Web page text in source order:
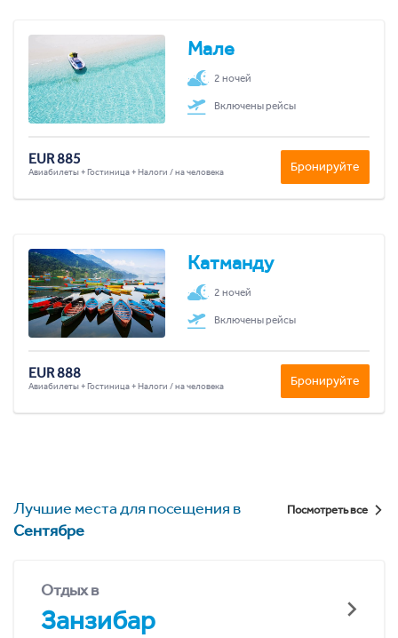
Мале
2 ночей
Включены рейсы
EUR 885
Авиабилеты + Гостиница + Налоги / на человека Бронируйте
Катманду
2 ночей
Включены рейсы
EUR 888
Авиабилеты + Гостиница + Налоги / на человека Бронируйте
Лучшие места для посещения в
Сентябре
Посмотреть все
Отдых в
Занзибар